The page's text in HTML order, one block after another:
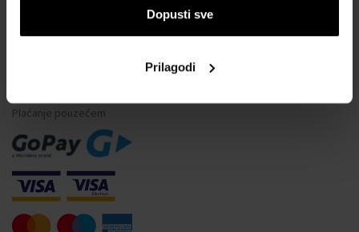
Dopusti sve
Prilagodi
Plaćanje pouzećem